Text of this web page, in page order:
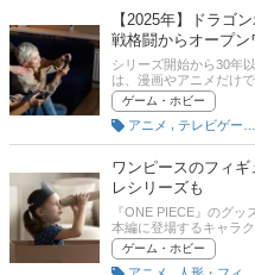
の商品を厳選。低学年
び直したい」という大
のプレゼントをお探し
ず。記事後半には、比
もあるので、口コミや
【2025年】ドラゴ
戦格闘からオープン
シリーズ開始から30年
は、漫画やアニメだけ
トルがレトロゲームと
が終了した現在も最新
れていますよ。この記
ドラゴンボールのゲー
のポイントやニンテン
帯用ゲーム機までさま
考にしてみてください
グもありますので、口
ゲーム・ホビー
アニメ
ワンピースのフィ
レシリーズも
『ONE PIECE』のグッ
本編に登場するキャラ
キャラクターのかっこ
で表現したフィギュア
ゲーム・ホビー
アニメ